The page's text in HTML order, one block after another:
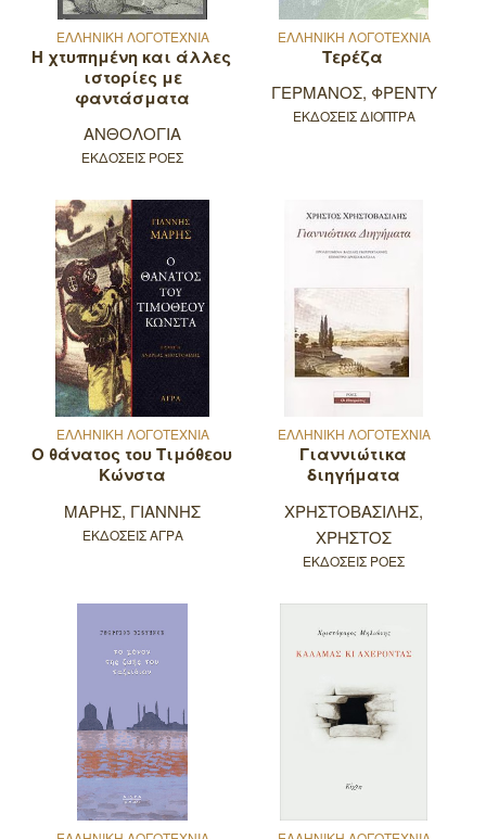
ΕΛΛΗΝΙΚΗ ΛΟΓΟΤΕΧΝΙΑ
Η χτυπημένη και άλλες
ιστορίες με
φαντάσματα
ΑΝΘΟΛΟΓΙΑ
ΕΚΔΟΣΕΙΣ ΡΟΕΣ
ΕΛΛΗΝΙΚΗ ΛΟΓΟΤΕΧΝΙΑ
Τερέζα
ΓΕΡΜΑΝΟΣ, ΦΡΕΝΤΥ
ΕΚΔΟΣΕΙΣ ΔΙΟΠΤΡΑ
ΕΛΛΗΝΙΚΗ ΛΟΓΟΤΕΧΝΙΑ
Ο θάνατος του Τιμόθεου
Κώνστα
ΜΑΡΗΣ, ΓΙΑΝΝΗΣ
ΕΚΔΟΣΕΙΣ ΑΓΡΑ
ΕΛΛΗΝΙΚΗ ΛΟΓΟΤΕΧΝΙΑ
Γιαννιώτικα
διηγήματα
ΧΡΗΣΤΟΒΑΣΙΛΗΣ,
ΧΡΗΣΤΟΣ
ΕΚΔΟΣΕΙΣ ΡΟΕΣ